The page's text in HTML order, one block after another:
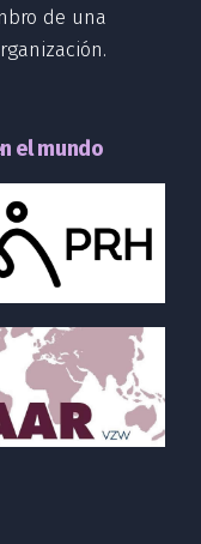
de una
el mundo